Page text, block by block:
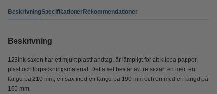
BeskrivningSpecifikationerRekommendationer
Beskrivning
123ink saxen har ett mjukt plasthandtag, är lämpligt för att klippa papper,
plast och förpackningsmaterial. Detta set består av tre saxar: en med en
längd på 210 mm, en sax med en längd på 190 mm och en med en längd på
160 mm.